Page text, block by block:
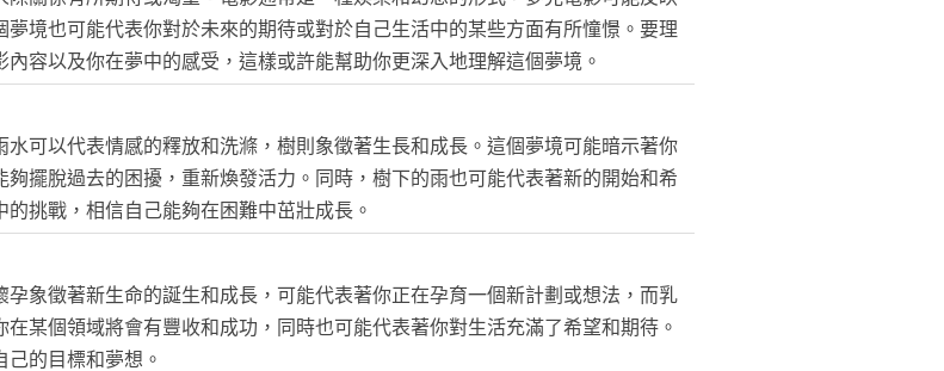
境也可能代表你對於未來的期待或對於自己生活中的某些方面有所憧憬。要理
容以及你在夢中的感受，這樣或許能幫助你更深入地理解這個夢境。
可以代表情感的釋放和洗滌，樹則象徵著生長和成長。這個夢境可能暗示著你
擺脫過去的困擾，重新煥發活力。同時，樹下的雨也可能代表著新的開始和希
挑戰，相信自己能夠在困難中茁壯成長。
象徵著新生命的誕生和成長，可能代表著你正在孕育一個新計劃或想法，而乳
某個領域將會有豐收和成功，同時也可能代表著你對生活充滿了希望和期待。
的目標和夢想。